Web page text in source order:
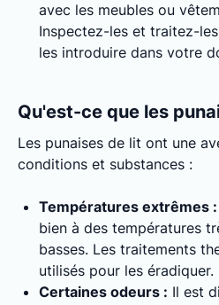
avec les meubles ou
Inspectez-les et traitez-
les introduire dans votre
Qu'est-ce que les
Les punaises de lit ont une
conditions et substances :
Températures extrêmes :
bien à des températures
basses. Les traitements
utilisés pour les éradiquer.
Certaines odeurs : Il est